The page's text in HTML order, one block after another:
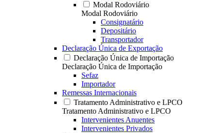
Modal Rodoviário
Modal Rodoviário
Consignatário
Depositário
Transportador
Declaração Única de Exportação
Declaração Única de Importação
Declaração Única de Importação
Sefaz
Importador
Remessas Internacionais
Tratamento Administrativo e LPCO
Tratamento Administrativo e LPCO
Intervenientes Anuentes
Intervenientes Privados